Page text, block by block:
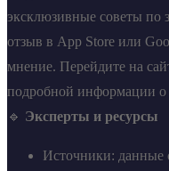
эксклюзивные советы по
отзыв в App Store или
мнение. Перейдите на
подробной информации о
🔹 Эксперты и ресурсы
Источники: данные